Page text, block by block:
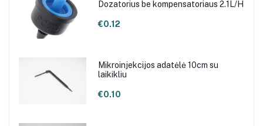
Dozatorius be kompensatoriaus 2.1L/H
€0.12
Mikroinjekcijos adatėlė 10cm su
laikikliu
€0.10